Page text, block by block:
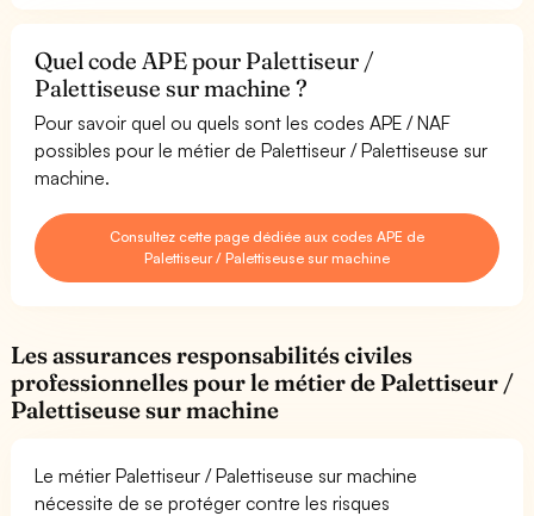
Quel code APE pour Palettiseur /
Palettiseuse sur machine ?
Pour savoir quel ou quels sont les codes APE / NAF
possibles pour le métier de Palettiseur / Palettiseuse sur
machine.
Consultez cette page dédiée aux codes APE de
Palettiseur / Palettiseuse sur machine
Les assurances responsabilités civiles
professionnelles pour le métier de Palettiseur /
Palettiseuse sur machine
Le métier Palettiseur / Palettiseuse sur machine
nécessite de se protéger contre les risques